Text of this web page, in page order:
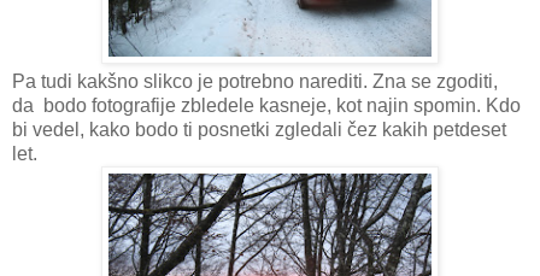
Pa tudi kakšno slikco je potrebno narediti. Zna se zgoditi,
da bodo fotografije zbledele kasneje, kot najin spomin. Kdo
bi vedel, kako bodo ti posnetki zgledali čez kakih petdeset
let.